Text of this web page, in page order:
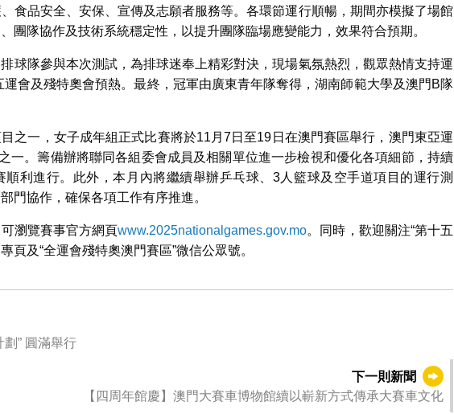
食品安全、安保、宣傳及志願者服務等。各環節運行順暢，期間亦模擬了場館
團隊協作及技術系統穩定性，以提升團隊臨場應變能力，效果符合預期。
球隊參與本次測試，為排球迷奉上精彩對決，現場氣氛熱烈，觀眾熱情支持運
會及殘特奧會預熱。最終，冠軍由廣東青年隊奪得，湖南師範大學及澳門B隊
之一，女子成年組正式比賽將於11月7日至19日在澳門賽區舉行，澳門東亞運
一。籌備辦將聯同各組委會成員及相關單位進一步檢視和優化各項細節，持續
順利進行。此外，本月內將繼續舉辦乒乓球、3人籃球及空手道項目的運行測
門協作，確保各項工作有序推進。
瀏覽賽事官方網頁www.2025nationalgames.gov.mo。同時，歡迎關注“第十五
頁及“全運會殘特奧澳門賽區”微信公眾號。
” 圓滿舉行
下一則新聞
【四周年館慶】澳門大賽車博物館續以嶄新方式傳承大賽車文化